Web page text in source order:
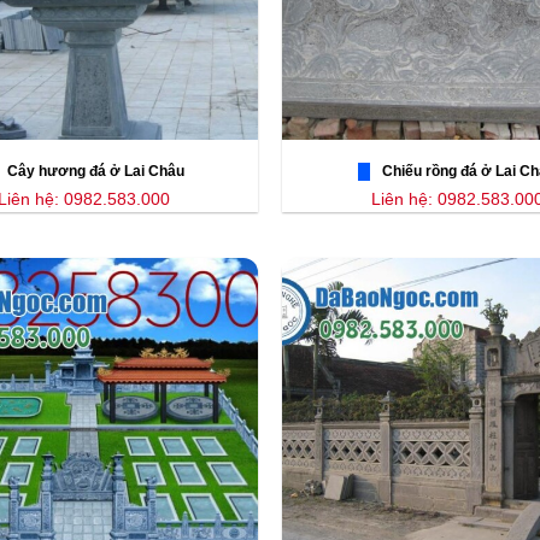
Cây hương đá ở Lai Châu
hệ: 0982.583.000
Chiếu rồng đá ở Lai
Liên hệ: